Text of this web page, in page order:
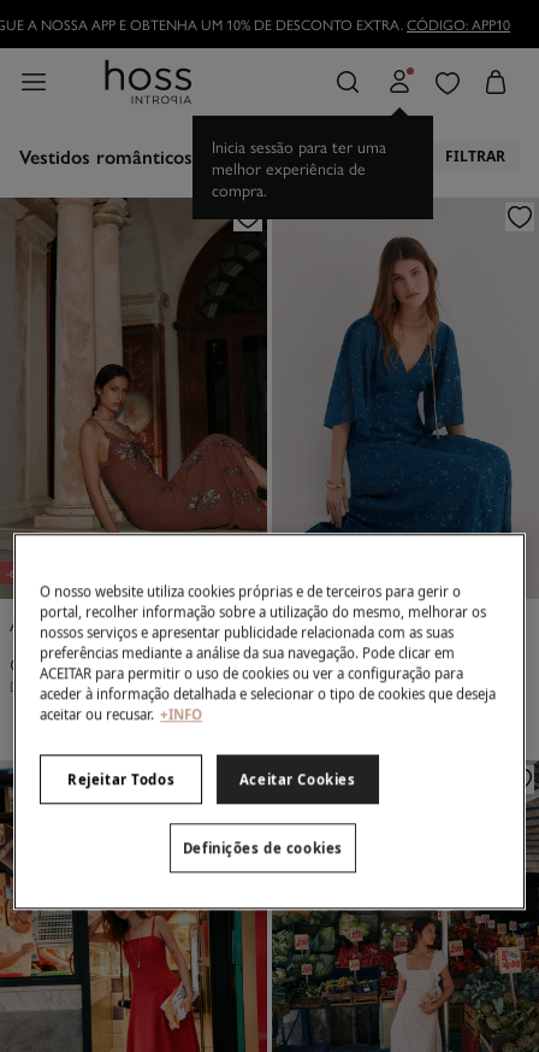
TORNE-SE HOSSLOVERE APROVEITE AS VANTAGENS
Vestidos românticos FILTRAR
-61%
Aiora. Vestido midi fluido
€ 69,00 € 179,00
Desconto€ 110,00
Alma. Vestido fluido
€ 89,00
€ 299,00
Desconto€ 210,00
O nosso website utiliza cookies próprias e de terceiros para gerir o
portal, recolher informação sobre a utilização do mesmo, melhorar os
nossos serviços e apresentar publicidade relacionada com as suas
preferências mediante a análise da sua navegação. Pode clicar em
ACEITAR para permitir o uso de cookies ou ver a configuração para
aceder à informação detalhada e selecionar o tipo de cookies que deseja
aceitar ou recusar. +INFO
Rejeitar Todos Aceitar Cookies
Definições de cookies